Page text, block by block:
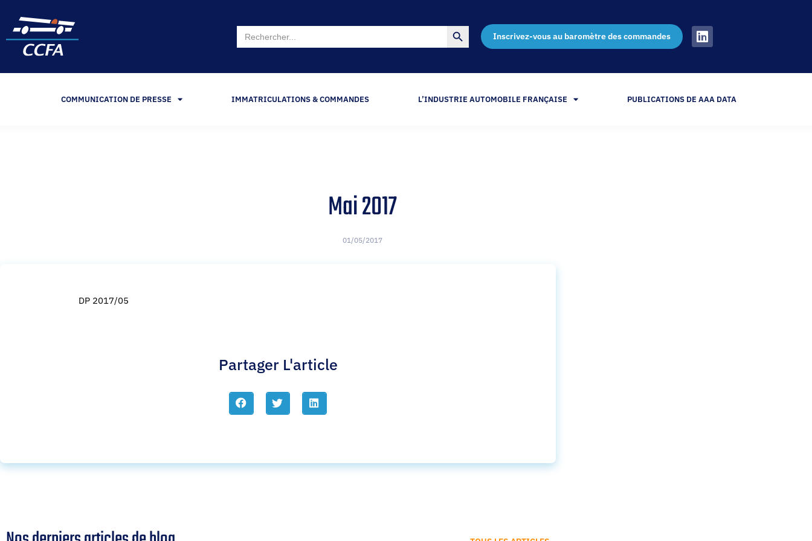
Search
for:
Search Button
Inscrivez-vous au baromètre des commandes
COMMUNICATION DE PRESSE IMMATRICULATIONS & COMMANDES L’INDUSTRIE AUTOMOBILE FRANÇAISE PUBLICATIONS DE AAA DATA
Mai 2017
01/05/2017
DP 2017/05
Partager L'article